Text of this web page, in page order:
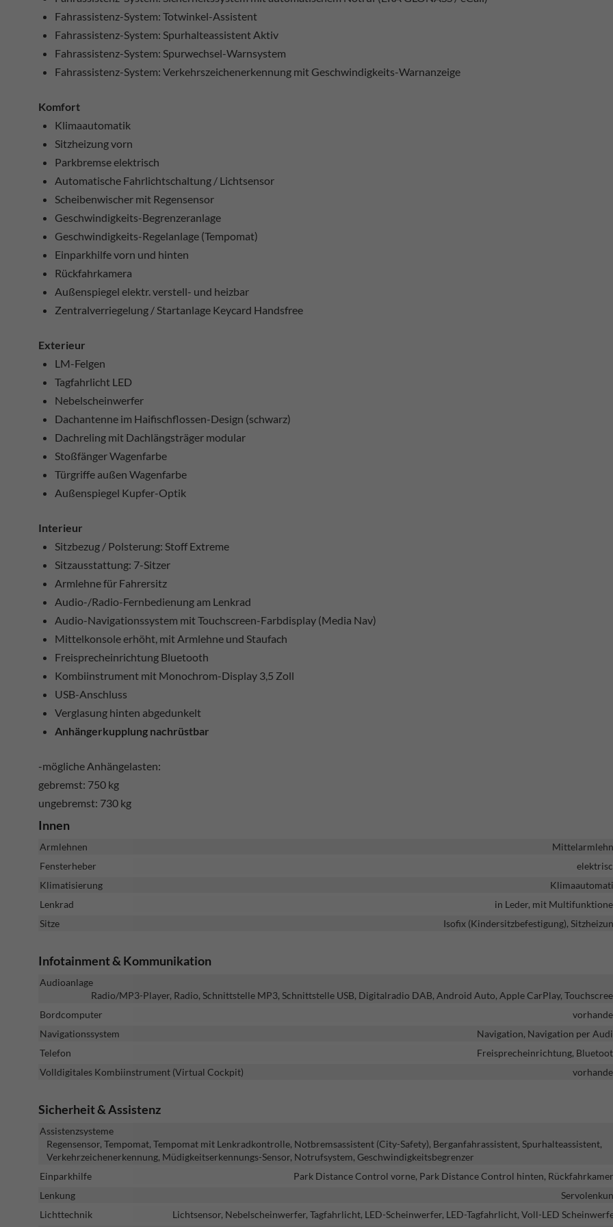
Fahrassistenz-System: Totwinkel-Assistent
Fahrassistenz-System: Spurhalteassistent Aktiv
Fahrassistenz-System: Spurwechsel-Warnsystem
Fahrassistenz-System: Verkehrszeichenerkennung mit Geschwindigkeits-Warnanzeige
Komfort
Klimaautomatik
Sitzheizung vorn
Parkbremse elektrisch
Automatische Fahrlichtschaltung / Lichtsensor
Scheibenwischer mit Regensensor
Geschwindigkeits-Begrenzeranlage
Geschwindigkeits-Regelanlage (Tempomat)
Einparkhilfe vorn und hinten
Rückfahrkamera
Außenspiegel elektr. verstell- und heizbar
Zentralverriegelung / Startanlage Keycard Handsfree
Exterieur
LM-Felgen
Tagfahrlicht LED
Nebelscheinwerfer
Dachantenne im Haifischflossen-Design (schwarz)
Dachreling mit Dachlängsträger modular
Stoßfänger Wagenfarbe
Türgriffe außen Wagenfarbe
Außenspiegel Kupfer-Optik
Interieur
Sitzbezug / Polsterung: Stoff Extreme
Sitzausstattung: 7-Sitzer
Armlehne für Fahrersitz
Audio-/Radio-Fernbedienung am Lenkrad
Audio-Navigationssystem mit Touchscreen-Farbdisplay (Media Nav)
Mittelkonsole erhöht, mit Armlehne und Staufach
Freisprecheinrichtung Bluetooth
Kombiinstrument mit Monochrom-Display 3,5 Zoll
USB-Anschluss
Verglasung hinten abgedunkelt
Anhängerkupplung nachrüstbar
-mögliche Anhängelasten:
gebremst: 750 kg
ungebremst: 730 kg
Innen
Armlehnen
Fensterheber
Klimatisierung
Lenkrad
in Leder, mit
Sitze
Isofix (Kindersitzbefestigung),
Infotainment & Kommunikation
Audioanlage
Radio/MP3-Player, Radio, Schnittstelle MP3, Schnittstelle USB, Digitalradio DAB, Android Auto, Apple CarPlay,
Bordcomputer
Navigationssystem
Navigation, Navigation per
Telefon
Freisprecheinrichtung,
Volldigitales Kombiinstrument (Virtual Cockpit)
Sicherheit & Assistenz
Assistenzsysteme
Regensensor, Tempomat, Tempomat mit Lenkradkontrolle, Notbremsassistent (City-Safety), Berganfahrassistent, Spurhalteassistent,
Verkehrzeichenerkennung, Müdigkeitserkennungs-Sensor, Notrufsystem, Geschwindigkeitsbegrenzer
Einparkhilfe
Park Distance Control vorne, Park Distance Control hinten,
Lenkung
Lichttechnik
Lichtsensor, Nebelscheinwerfer, Tagfahrlicht, LED-Scheinwerfer, LED-Tagfahrlicht, Voll-LED